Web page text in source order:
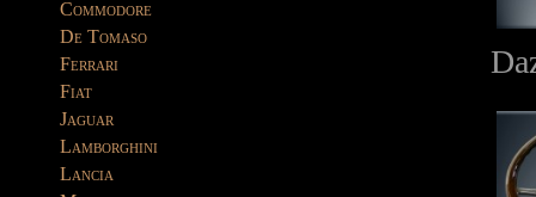
Commodore
De Tomaso
Ferrari
Fiat
Jaguar
Lamborghini
Lancia